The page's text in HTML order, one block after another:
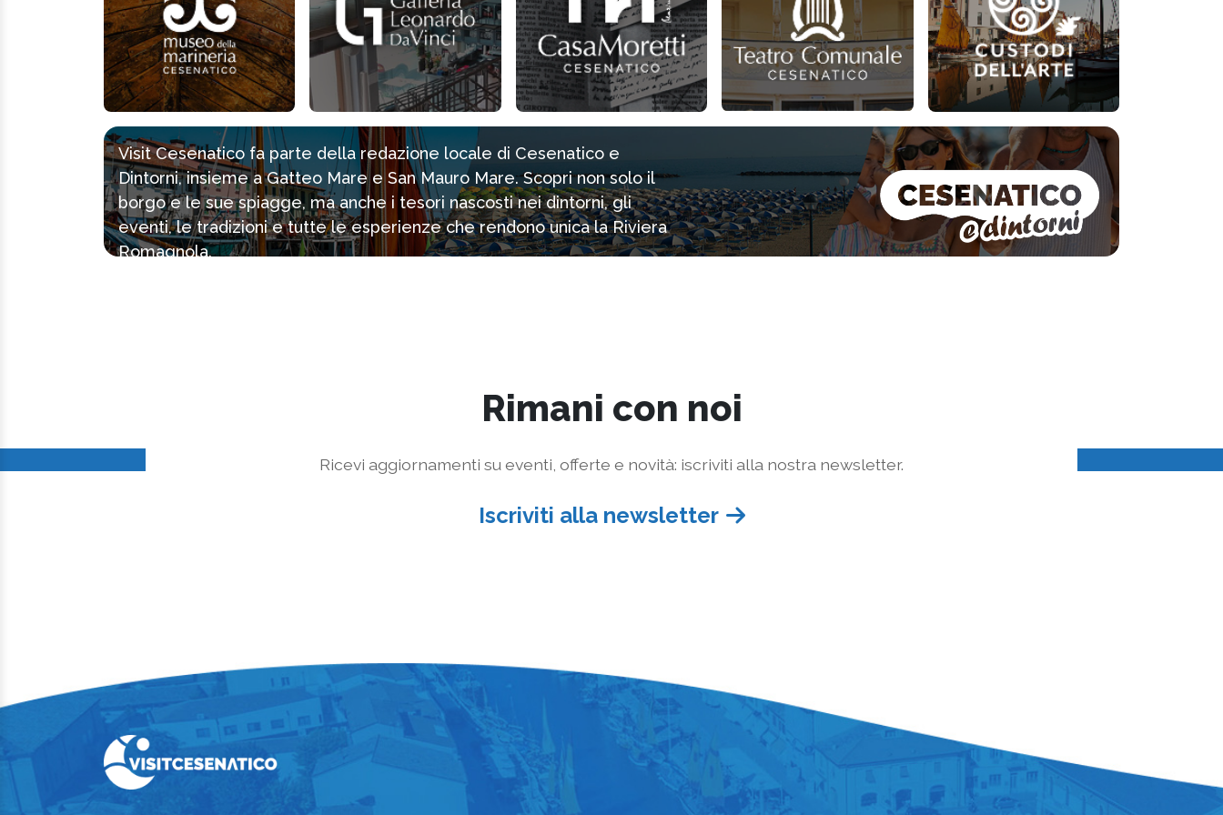
Visit Cesenatico fa parte della redazione locale di Cesenatico e
Dintorni, insieme a Gatteo Mare e San Mauro Mare. Scopri non solo il
borgo e le sue spiagge, ma anche i tesori nascosti nei dintorni, gli
eventi, le tradizioni e tutte le esperienze che rendono unica la Riviera
Romagnola.
Rimani con noi
Ricevi aggiornamenti su eventi, offerte e novità: iscriviti alla nostra newsletter.
Iscriviti alla newsletter